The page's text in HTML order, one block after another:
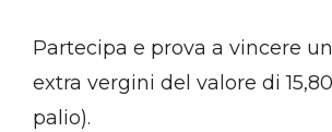
Partecipa e prova a vincere
extra vergini del valore di
palio).